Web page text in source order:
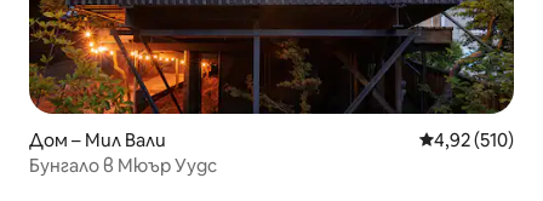
Дом – Мил Вали Средна
4,92 (510)
Бунгало в Мюър Уудс